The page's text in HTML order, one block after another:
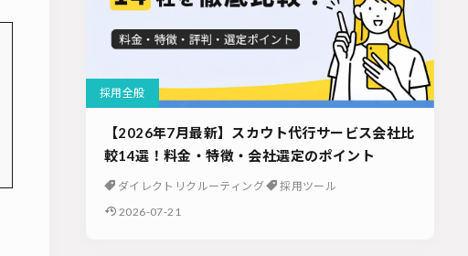
採用全般
【2026年7月最新】スカウト代行サービス会社比
較14選！料金・特徴・会社選定のポイント
ダイレクトリクルーティング
採用ツール
2026-07-21